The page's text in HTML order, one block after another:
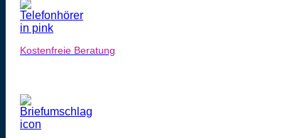
Kostenfreie Beratung